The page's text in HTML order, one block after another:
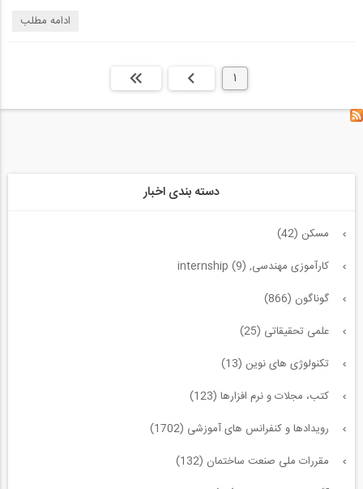
ادامه مطلب
1 بعدی انتها »
دسته بندی اخبار
مسکن (42)
کارآموزی مهندسی, internship (9)
گوناگون (866)
علمی تحقیقاتی (25)
تکنولوژی های نوین (13)
کتب، مجلات و نرم افزارها (123)
رویدادها و کنفرانس های آموزشی (1702)
مقررات ملی صنعت ساختمان (132)